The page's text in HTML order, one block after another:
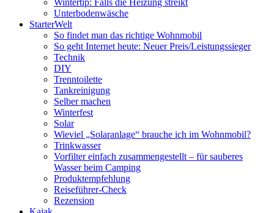
Unterbodenwäsche
StarterWelt
So findet man das richtige Wohnmobil
So geht Internet heute: Neuer Preis/Leistungssieger
Technik
DIY
Trenntoilette
Tankreinigung
Selber machen
Winterfest
Solar
Wieviel „Solaranlage“ brauche ich im Wohnmobil?
Trinkwasser
Vorfilter einfach zusammengestellt – für sauberes
Wasser beim Camping
Produktempfehlung
Reiseführer-Check
Rezension